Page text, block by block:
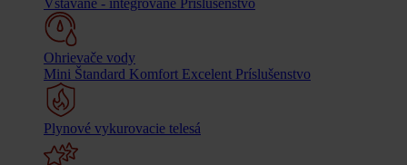
Vstavané - integrované Príslušenstvo
Ohrievače vody
Mini Štandard Komfort Excelent Príslušenstvo
Plynové vykurovacie telesá